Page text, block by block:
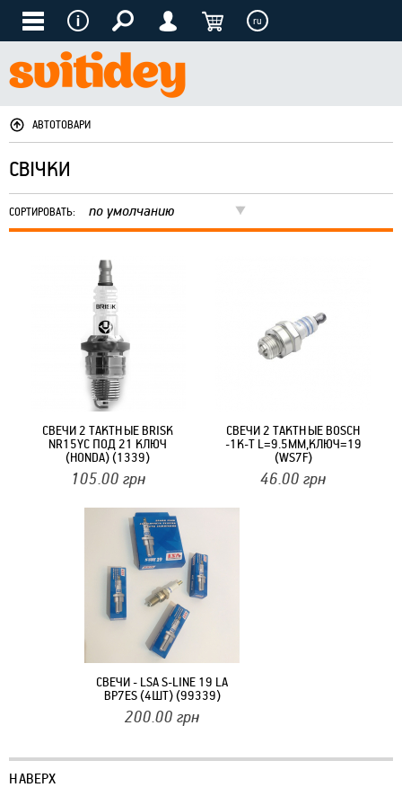
ru
АВТОТОВАРИ
СВІЧКИ
СОРТИРОВАТЬ: по умолчанию
СВЕЧИ 2 ТАКТНЫЕ BRISK
NR15YC ПОД 21 КЛЮЧ
(HONDA) (1339)
105.00 грн
СВЕЧИ 2 ТАКТНЫЕ BOSCH
-1К-Т L=9.5ММ,КЛЮЧ=19
(WS7F)
46.00 грн
СВЕЧИ - LSA S-LINE 19 LA
BP7ES (4ШТ) (99339)
200.00 грн
НАВЕРХ